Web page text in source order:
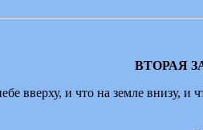
ВТОРАЯ
вверху, и что на земле внизу, и